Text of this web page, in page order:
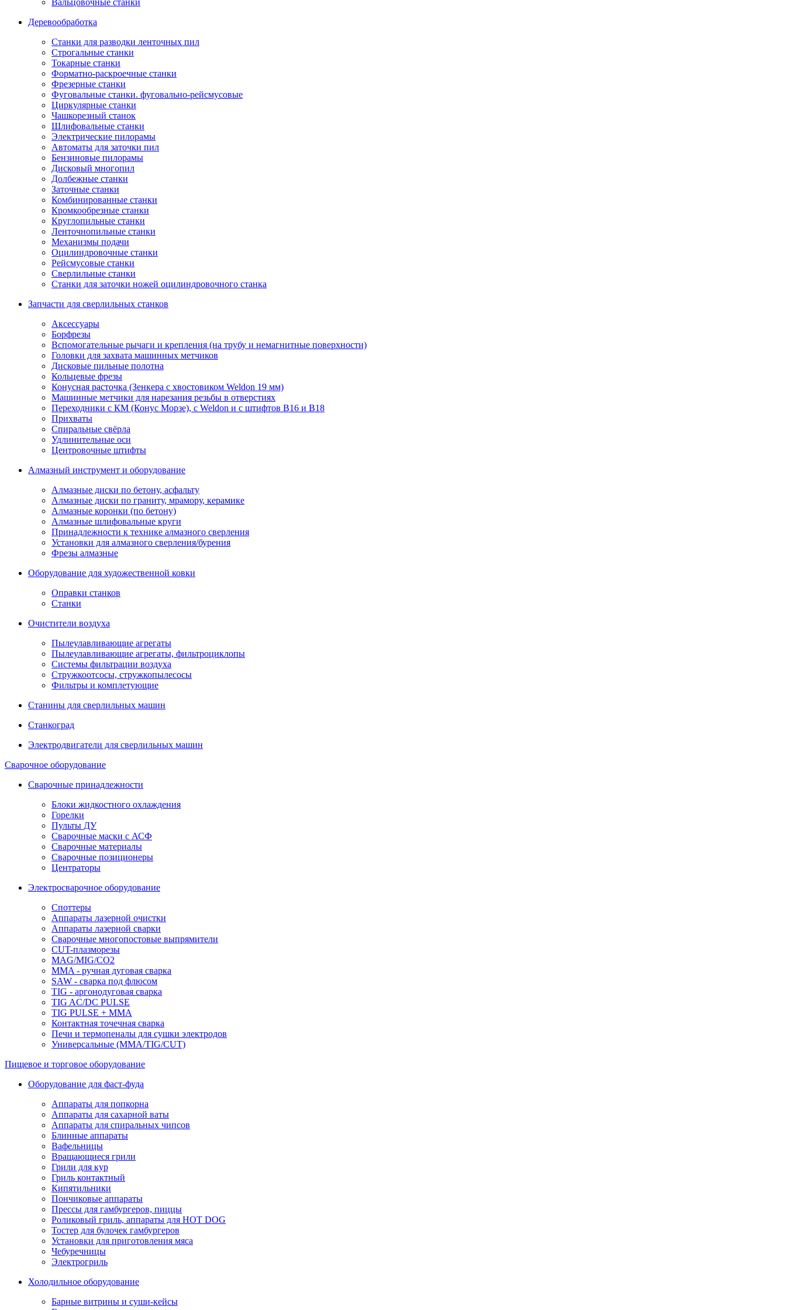
Вальцовочные станки
Деревообработка
Станки для разводки ленточных пил
Строгальные станки
Токарные станки
Форматно-раскроечные станки
Фрезерные станки
Фуговальные станки. фуговально-рейсмусовые
Циркулярные станки
Чашкорезный станок
Шлифовальные станки
Электрические пилорамы
Автоматы для заточки пил
Бензиновые пилорамы
Дисковый многопил
Долбежные станки
Заточные станки
Комбинированные станки
Кромкообрезные станки
Круглопильные станки
Ленточнопильные станки
Механизмы подачи
Оцилиндровочные станки
Рейсмусовые станки
Сверлильные станки
Станки для заточки ножей оцилиндровочного станка
Запчасти для сверлильных станков
Аксессуары
Борфрезы
Вспомогательные рычаги и крепления (на трубу и немагнитные поверхности)
Головки для захвата машинных метчиков
Дисковые пильные полотна
Кольцевые фрезы
Конусная расточка (Зенкера с хвостовиком Weldon 19 мм)
Машинные метчики для нарезания резьбы в отверстиях
Переходники с КМ (Конус Морзе), с Weldon и с штифтов В16 и В18
Прихваты
Спиральные свёрла
Удлинительные оси
Центровочные штифты
Алмазный инструмент и оборудование
Алмазные диски по бетону, асфальту
Алмазные диски по граниту, мрамору, керамике
Алмазные коронки (по бетону)
Алмазные шлифовальные круги
Принадлежности к технике алмазного сверления
Установки для алмазного сверления/бурения
Фрезы алмазные
Оборудование для художественной ковки
Оправки станков
Станки
Очистители воздуха
Пылеулавливающие агрегаты
Пылеулавливающие агрегаты, фильтроциклопы
Системы фильтрации воздуха
Стружкоотсосы, стружкопылесосы
Фильтры и комплетующие
Станины для сверлильных машин
Станкоград
Электродвигатели для сверлильных машин
Сварочное оборудование
Сварочные принадлежности
Блоки жидкостного охлаждения
Горелки
Пульты ДУ
Сварочные маски с АСФ
Сварочные материалы
Сварочные позиционеры
Центраторы
Электросварочное оборудование
Споттеры
Аппараты лазерной очистки
Аппараты лазерной сварки
Сварочные многопостовые выпрямители
CUT-плазморезы
MAG/MIG/CO2
MMA - ручная дуговая сварка
SAW - сварка под флюсом
TIG - аргонодуговая сварка
TIG AC/DC PULSE
TIG PULSE + MMA
Контактная точечная сварка
Печи и термопеналы для сушки электродов
Универсальные (MMA/TIG/CUT)
Пищевое и торговое оборудование
Оборудование для фаст-фуда
Аппараты для попкорна
Аппараты для сахарной ваты
Аппараты для спиральных чипсов
Блинные аппараты
Вафельницы
Вращающиеся грили
Грили для кур
Гриль контактный
Кипятильники
Пончиковые аппараты
Прессы для гамбургеров, пиццы
Роликовый гриль, аппараты для HOT DOG
Тостер для булочек гамбургеров
Установки для приготовления мяса
Чебуречницы
Электрогриль
Холодильное оборудование
Барные витрины и суши-кейсы